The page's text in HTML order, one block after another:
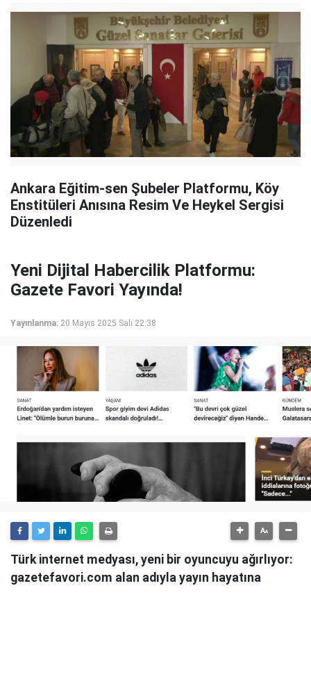
Ankara Eğitim-sen Şubeler Platformu, Köy
Enstitüleri Anısına Resim Ve Heykel Sergisi
Düzenledi
Yeni Dijital Habercilik Platformu:
Gazete Favori Yayında!
Yayınlanma: 20 Mayıs 2025 Salı 22:38
Türk internet medyası, yeni bir oyuncuyu ağırlıyor:
gazetefavori.com alan adıyla yayın hayatına